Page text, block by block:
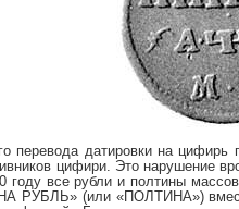
перевода датировки на
цифири. Это нарушение
году все рубли и полтины
РУБЛЬ» (или «ПОЛТИНА»)